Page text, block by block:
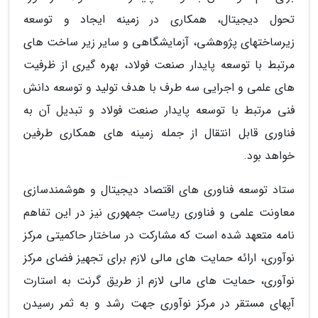
تحول دیجیتال، همکاری در زمینه ایجاد و توسعه
زیرساختهای پژوهشی، آزمایشگاهی و سایر زیر ساخت های
مرتبط با توسعه پایدار صنعت فولاد، بهره گیری از ظرفیت
های علمی و اجرایی سه طرف با هدف تولید و توسعه دانش
فنی مرتبط با توسعه پایدار صنعت فولاد و تبدیل آن به
فناوری قابل انتقال از جمله زمینه های همکاری طرفین
خواهد بود.
ستاد توسعه فناوری های اقتصاد دیجیتال و هوشمندسازی
معاونت علمی و فناوری ریاست جمهوری نیز در این تفاهم
نامه متعهد شده است که مشارکت در ساختار حاکمیتی مرکز
نوآوری، ارائه حمایت های مالی لازم برای تجهیز فضای مرکز
نوآوری، حمایت های مالی لازم از طریق گرنت به استارت
آپهای مستقر در مرکز نوآوری جهت رشد و به ثمر رسیدن